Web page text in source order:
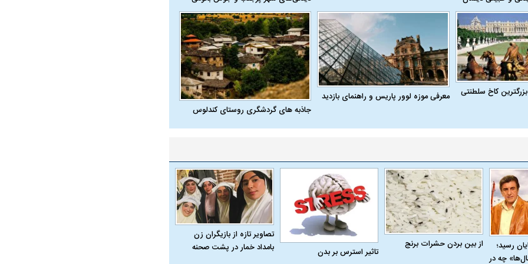
کاخ سلطنتی
معرفی موزه لوور پاریس و راهنمای بازدید
جاذبه های گردشگری روستای کندلوس
پایان رسید؛
چه در
از بین بردن حشرات برنج
تاثیر استرس بر بدن
تصاویر تازه از بازیگران زن
بامداد خمار در پشت صحنه
به کویت با
سخنرانی دیده نشده آیت‌الله هاشمی
رفسنجانی درباره پذیرش قطع نامه۵۹۸
ببینید| انیمیشن لگویی حمله به کویت با
جنگنده اف-۵
علت تنگی نفس و راه های درمان آن
دلیل علاقه برخی افراد به فال و طالع‌بینی
چیست؟
تاثیر استرس بر بدن